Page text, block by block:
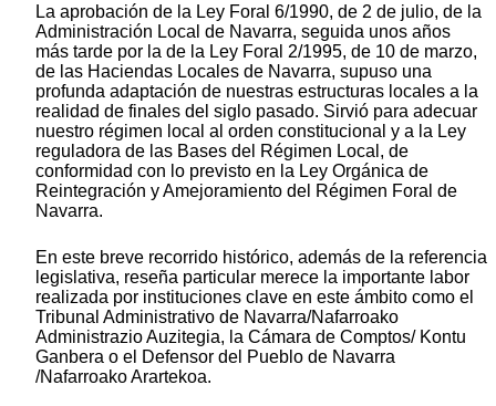
La aprobación de la Ley Foral 6/1990, de 2 de julio, de la
Administración Local de Navarra, seguida unos años
más tarde por la de la Ley Foral 2/1995, de 10 de marzo,
de las Haciendas Locales de Navarra, supuso una
profunda adaptación de nuestras estructuras locales a la
realidad de finales del siglo pasado. Sirvió para adecuar
nuestro régimen local al orden constitucional y a la Ley
reguladora de las Bases del Régimen Local, de
conformidad con lo previsto en la Ley Orgánica de
Reintegración y Amejoramiento del Régimen Foral de
Navarra.
En este breve recorrido histórico, además de la referencia
legislativa, reseña particular merece la importante labor
realizada por instituciones clave en este ámbito como el
Tribunal Administrativo de Navarra/Nafarroako
Administrazio Auzitegia, la Cámara de Comptos/ Kontu
Ganbera o el Defensor del Pueblo de Navarra
/Nafarroako Arartekoa.